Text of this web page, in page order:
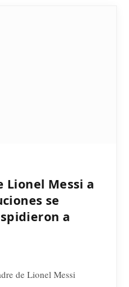
Lionel Messi a
se
a
de Lionel Messi